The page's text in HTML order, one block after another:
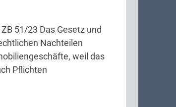
51/23 Das Gesetz und
Nachteilen
weil das
Pflichten